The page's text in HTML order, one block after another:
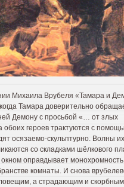
Михаила Врубеля «Тамара и
Тамара доверительно
Демону с просьбой «… от злых
героев трактуются с
осязаемо-скульптурно. Волны их
со складками шёлкового
оправдывает монохромность
комнаты. И снова
а страдающим и